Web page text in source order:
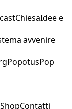
ChiesaIdee e
avvenire
PopotusPop
ShopContatti